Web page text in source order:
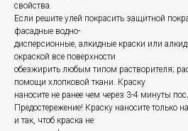
свойства.
Если решите улей покрасить защитной
фасадные водно-
дисперсионные, алкидные краски или
окраской все поверхности
обезжирить любым типом растворителя;
помощи хлопковой ткани. Краску
наносите не ранее чем через 3-4 минуты
Предостережение! Краску наносите только
и так, чтоб краска не